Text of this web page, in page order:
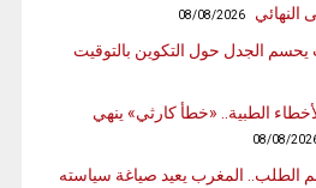
النهائي
08/08/2026
الجدل حول التكوين بالتوقيت
الطبية.. «خطأ كارثي» ينهي
08/08/
الطلب.. المغرب يعيد صياغة سياسته